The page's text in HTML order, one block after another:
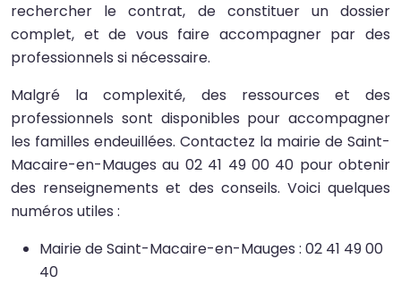
rechercher le contrat, de constituer un dossier
complet, et de vous faire accompagner par des
professionnels si nécessaire.
Malgré la complexité, des ressources et des
professionnels sont disponibles pour accompagner
les familles endeuillées. Contactez la mairie de Saint-
Macaire-en-Mauges au 02 41 49 00 40 pour obtenir
des renseignements et des conseils. Voici quelques
numéros utiles :
Mairie de Saint-Macaire-en-Mauges : 02 41 49 00
40